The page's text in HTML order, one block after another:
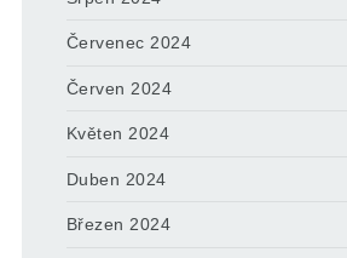
Červenec 2024
Červen 2024
Květen 2024
Duben 2024
Březen 2024